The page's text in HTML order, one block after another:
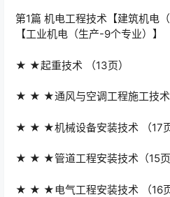
第1篇 机电工程技术【建筑机电
【工业机电（生产-9个专业）】
★ ★起重技术 （13页）
★ ★ ★通风与空调工程施工技术
★ ★ ★机械设备安装技术 （17页
★ ★ ★管道工程安装技术（15页
★ ★ ★电气工程安装技术 （16页